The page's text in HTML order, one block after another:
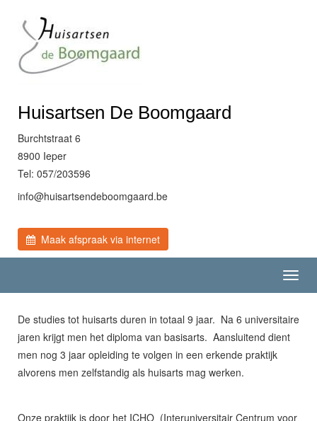
Huisartsen De Boomgaard
Burchtstraat 6
8900 Ieper
Tel: 057/203596
eb.draagmoobednestrasiuh@ofni
Maak afspraak via internet
De studies tot huisarts duren in totaal 9 jaar. Na 6 universitaire
jaren krijgt men het diploma van basisarts. Aansluitend dient
men nog 3 jaar opleiding te volgen in een erkende praktijk
alvorens men zelfstandig als huisarts mag werken.
Onze praktijk is door het ICHO (Interuniversitair Centrum voor